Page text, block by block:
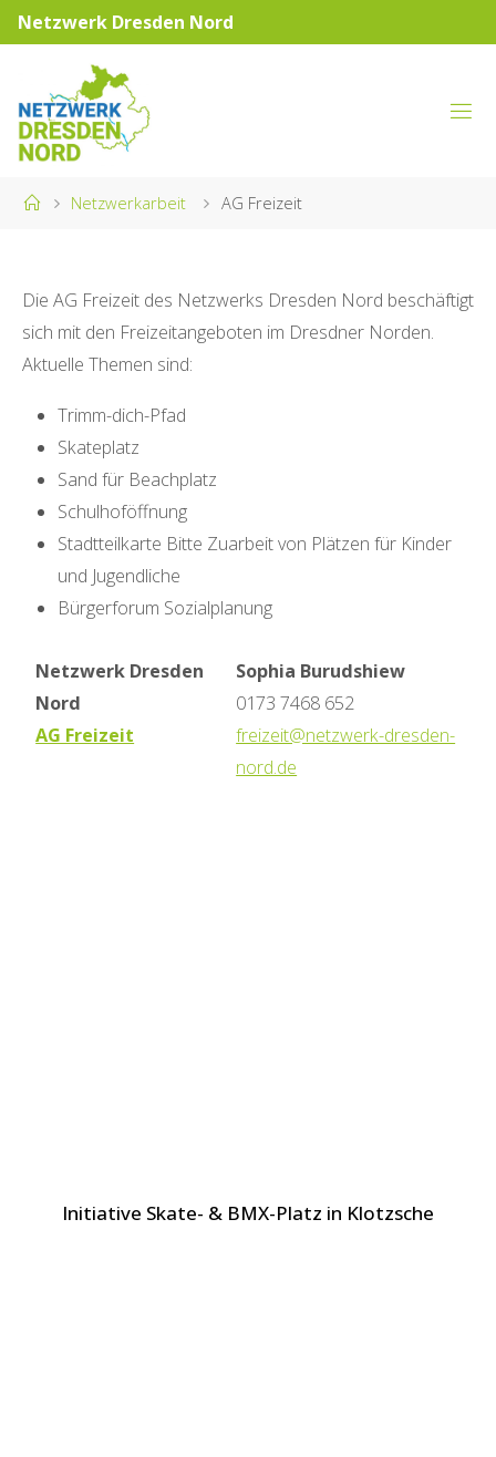
Skip
to
Netzwerk Dresden Nord
HomeNetzwerkarbeit AG Freizeit
Die AG Freizeit des Netzwerks Dresden Nord beschäftigt
sich mit den Freizeitangeboten im Dresdner Norden.
Aktuelle Themen sind:
Trimm-dich-Pfad
Skateplatz
Sand für Beachplatz
Schulhoföffnung
Stadtteilkarte Bitte Zuarbeit von Plätzen für Kinder
und Jugendliche
Bürgerforum Sozialplanung
Netzwerk Dresden
Nord
AG Freizeit
Sophia Burudshiew
0173 7468 652
freizeit@netzwerk-dresden-
nord.de
Initiative Skate- & BMX-Platz in Klotzsche